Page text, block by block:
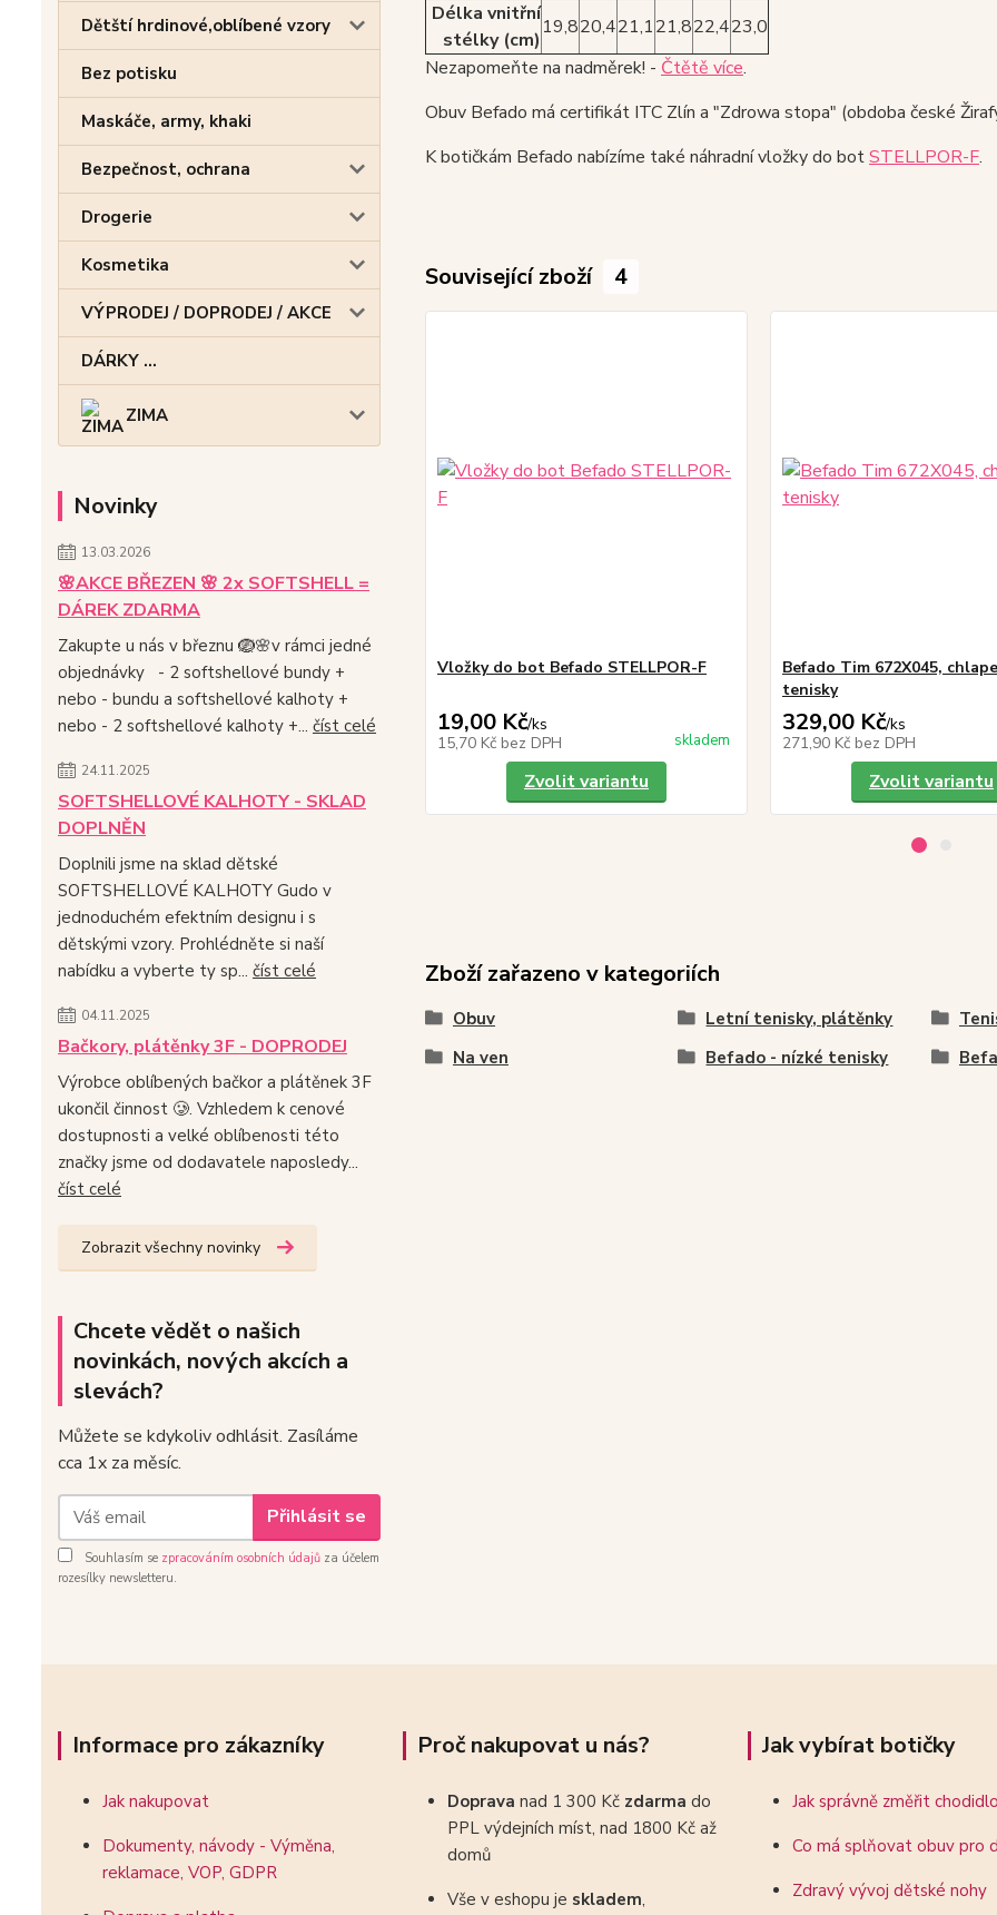
Dětští hrdinové,oblíbené vzory
Bez potisku
Maskáče, army, khaki
Bezpečnost, ochrana
Drogerie
Kosmetika
VÝPRODEJ / DOPRODEJ / AKCE
DÁRKY ...
ZIMA
Novinky
13.03.2026
🌸AKCE BŘEZEN 🌸 2x SOFTSHELL =
DÁREK ZDARMA
Zakupte u nás v březnu 🪺🌸v rámci jedné
objednávky - 2 softshellové bundy +
nebo - bundu a softshellové kalhoty +
nebo - 2 softshellové kalhoty +... číst celé
24.11.2025
SOFTSHELLOVÉ KALHOTY - SKLAD
DOPLNĚN
Doplnili jsme na sklad dětské
SOFTSHELLOVÉ KALHOTY Gudo v
jednoduchém efektním designu i s
dětskými vzory. Prohlédněte si naší
nabídku a vyberte ty sp... číst celé
04.11.2025
Bačkory, plátěnky 3F - DOPRODEJ
Výrobce oblíbených bačkor a plátěnek 3F
ukončil činnost 🥲. Vzhledem k cenové
dostupnosti a velké oblíbenosti této
značky jsme od dodavatele naposledy...
číst celé
Zobrazit všechny novinky
Chcete vědět o našich
novinkách, nových akcích a
slevách?
Můžete se kdykoliv odhlásit. Zasíláme
cca 1x za měsíc.
Přihlásit se
Souhlasím se zpracováním osobních údajů za účelem
rozesílky newsletteru.
Délka vnitřní
stélky (cm)
19,820,421,121,822,423,0
Nezapomeňte na nadměrek! - Čtětě více.
Obuv Befado má certifikát ITC Zlín a "Zdrowa stopa" (obdoba české
K botičkám Befado nabízíme také náhradní vložky do botSTELLPOR-F.
Související zboží 4
Vložky do bot Befado STELLPOR-F
19,00 Kč/ks
15,70 Kč bez DPH skladem
Zvolit variantu
Befado Tim 672X045,
tenisky
329,00 Kč/ks
271,90 Kč bez DPH
Zvolit variantu
Zboží zařazeno v kategoriích
Obuv Letní tenisky, plátěnky
Na ven
Befado - nízké tenisky
Informace pro zákazníky
Jak nakupovat
Dokumenty, návody - Výměna,
reklamace, VOP, GDPR
Proč nakupovat u nás?
Doprava nad 1 300 Kč zdarma do
PPL výdejních míst, nad 1800 Kč až
domů
Vše v eshopu je skladem,
Jak vybírat botičky
Jak správně změřit
Co má splňovat obuv pro
Zdravý vývoj dětské nohy